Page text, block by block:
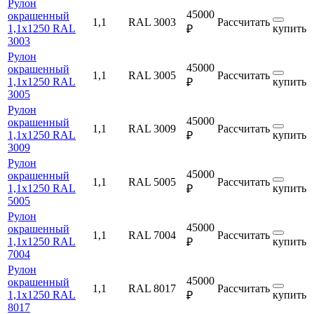
Рулон
окрашенный
1,1х1250 RAL
3003
1,1 RAL 3003
45000
₽
Рассчитать
купить
Рулон
окрашенный
1,1х1250 RAL
3005
1,1 RAL 3005
45000
₽
Рассчитать
купить
Рулон
окрашенный
1,1х1250 RAL
3009
1,1 RAL 3009
45000
₽
Рассчитать
купить
Рулон
окрашенный
1,1х1250 RAL
5005
1,1 RAL 5005
45000
₽
Рассчитать
купить
Рулон
окрашенный
1,1х1250 RAL
7004
1,1 RAL 7004
45000
₽
Рассчитать
купить
Рулон
окрашенный
1,1х1250 RAL
8017
1,1 RAL 8017
45000
₽
Рассчитать
купить